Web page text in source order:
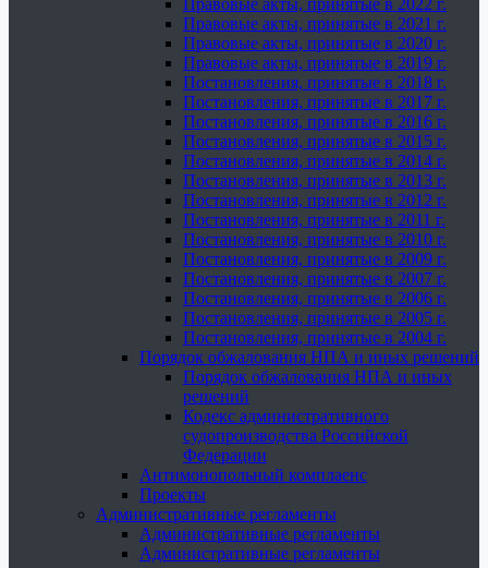
Правовые акты, принятые в 2022 г.
Правовые акты, принятые в 2021 г.
Правовые акты, принятые в 2020 г.
Правовые акты, принятые в 2019 г.
Постановления, принятые в 2018 г.
Постановления, принятые в 2017 г.
Постановления, принятые в 2016 г.
Постановления, принятые в 2015 г.
Постановления, принятые в 2014 г.
Постановления, принятые в 2013 г.
Постановления, принятые в 2012 г.
Постановления, принятые в 2011 г.
Постановления, принятые в 2010 г.
Постановления, принятые в 2009 г.
Постановления, принятые в 2007 г.
Постановления, принятые в 2006 г.
Постановления, принятые в 2005 г.
Постановления, принятые в 2004 г.
Порядок обжалования НПА и иных решений
Порядок обжалования НПА и иных
решений
Кодекс административного
судопроизводства Российской
Федерации
Антимонопольный комплаенс
Проекты
Административные регламенты
Административные регламенты
Административные регламенты